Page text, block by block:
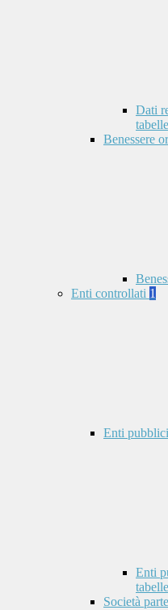
Dati
Benessere
Enti controllati 1
Enti
Enti
Società